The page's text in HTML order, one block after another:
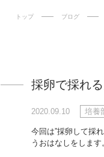
トップ ブログ
採卵で採れ
2020.09.10 培養
今回は”採卵して採
うおはなしをします